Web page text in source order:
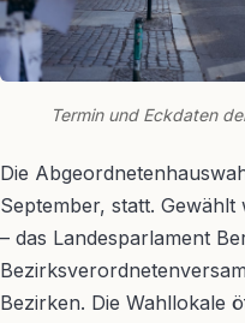
Termin und Eckdaten
Die
September, statt.
– das Landesparlament
Bezirken. Die Wahllokale